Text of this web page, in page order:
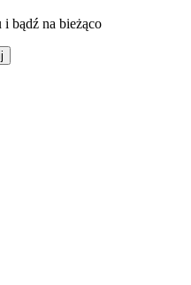
i bądź na bieżąco